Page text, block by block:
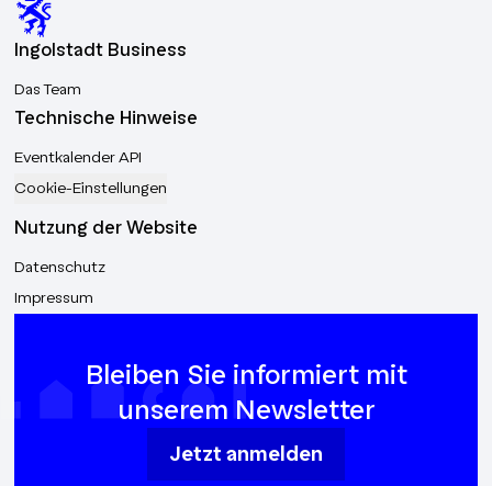
Ingolstadt Business
Das Team
Technische Hinweise
Eventkalender API
Cookie-Einstellungen
Nutzung der Website
Datenschutz
Impressum
Bleiben Sie informiert mit
unserem Newsletter
Jetzt anmelden